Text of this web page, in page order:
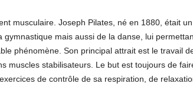
musculaire. Joseph Pilates, né en 1880, était
gymnastique mais aussi de la danse, lui
phénomène. Son principal attrait est le travail
muscles stabilisateurs. Le but est toujours de
de contrôle de sa respiration, de